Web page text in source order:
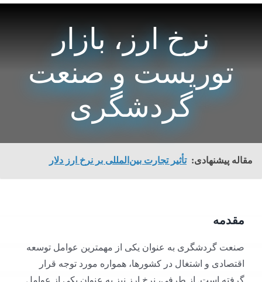
نرخ ارز، بازار
توریست و صنعت
گردشگری
مقاله پیشنهادی: تأثیر تجارت بین‌المللی بر نرخ ارز دلار
مقدمه
صنعت گردشگری به عنوان یکی از مهمترین عوامل توسعه
اقتصادی و اشتغال در کشورها، همواره مورد توجه قرار
گرفته است. از طرفی، نرخ ارز نیز به عنوان یکی از عوامل